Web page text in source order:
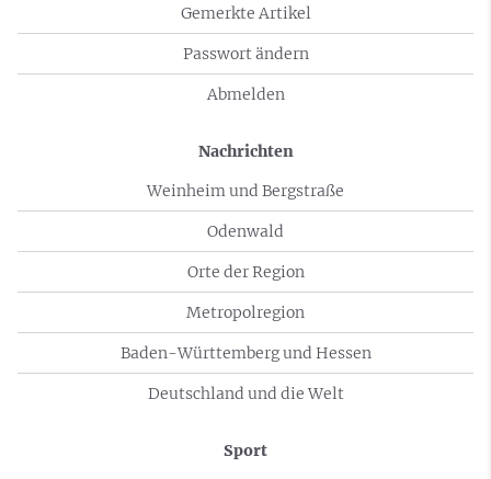
Gemerkte Artikel
Passwort ändern
Abmelden
Nachrichten
Weinheim und Bergstraße
Odenwald
Orte der Region
Metropolregion
Baden-Württemberg und Hessen
Deutschland und die Welt
Sport